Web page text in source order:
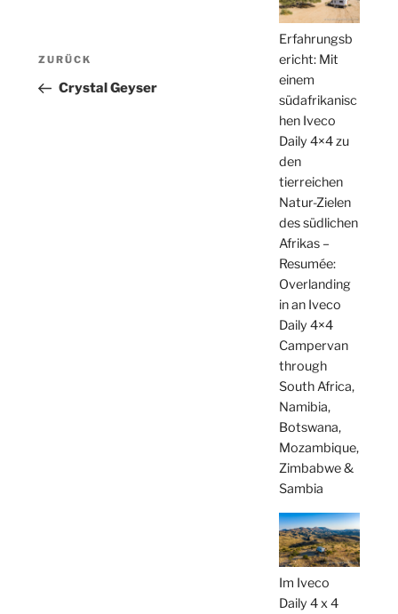
Beitragsnavigation
Vorheriger
Beitrag
ZURÜCK
Crystal Geyser
Erfahrungsb
ericht: Mit
einem
südafrikanisc
hen Iveco
Daily 4×4 zu
den
tierreichen
Natur-Zielen
des südlichen
Afrikas –
Resumée:
Overlanding
in an Iveco
Daily 4×4
Campervan
through
South Africa,
Namibia,
Botswana,
Mozambique,
Zimbabwe &
Sambia
Im Iveco
Daily 4 x 4